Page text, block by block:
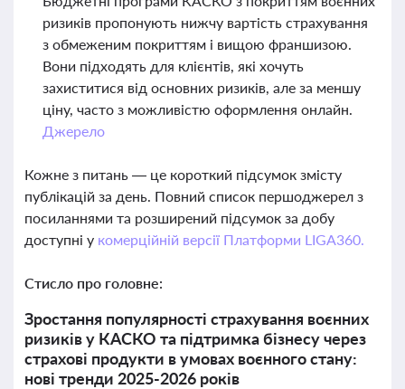
ризиків пропонують нижчу вартість страхування
з обмеженим покриттям і вищою франшизою.
Вони підходять для клієнтів, які хочуть
захиститися від основних ризиків, але за меншу
ціну, часто з можливістю оформлення онлайн.
Джерело
Кожне з питань — це короткий підсумок змісту
публікацій за день. Повний список першоджерел з
посиланнями та розширений підсумок за добу
доступні у комерційній версії Платформи LIGA360.
Стисло про головне:
Зростання популярності страхування воєнних
ризиків у КАСКО та підтримка бізнесу через
страхові продукти в умовах воєнного стану:
нові тренди 2025-2026 років